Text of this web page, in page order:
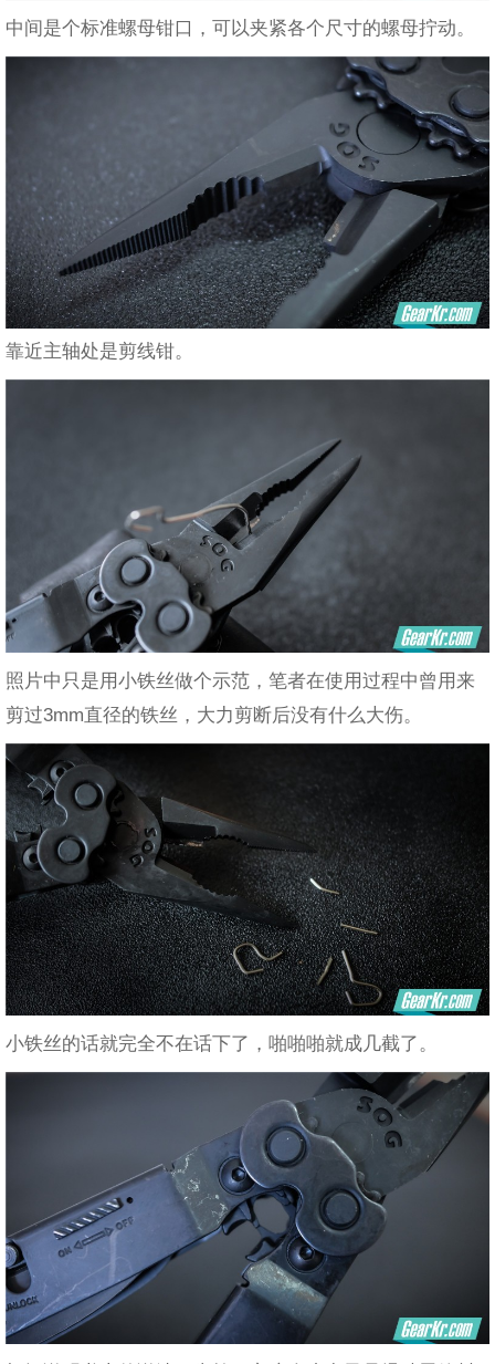
中间是个标准螺母钳口，可以夹紧各个尺寸的螺母拧动。
靠近主轴处是剪线钳。
照片中只是用小铁丝做个示范，笔者在使用过程中曾用来
剪过3mm直径的铁丝，大力剪断后没有什么大伤。
小铁丝的话就完全不在话下了，啪啪啪就成几截了。